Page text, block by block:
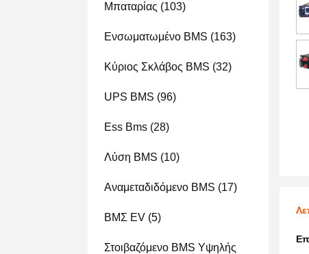
Μπαταρίας (103)
Ενσωματωμένο BMS (163)
Κύριος Σκλάβος BMS (32)
UPS BMS (96)
Ess Bms (28)
Λύση BMS (10)
Αναμεταδιδόμενο BMS (17)
ΒΜΣ EV (5)
Στοιβαζόμενο BMS Υψηλής